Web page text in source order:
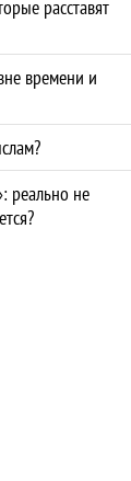
расставят
времени и
реально не